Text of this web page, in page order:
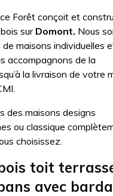
Forêt conçoit et
sur Domont. Nous
maisons individuelles
accompagnons de la
la livraison de votre
des maisons designs
ou classique
choisissez.
toit
avec